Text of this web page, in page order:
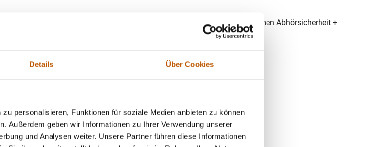
Details Über Cookies
personalisieren, Funktionen für soziale Medien anbieten zu können
Außerdem geben wir Informationen zu Ihrer Verwendung unserer
und Analysen weiter. Unsere Partner führen diese Informationen
Beratungsleistungen vor uns während Ihres Bauvorhabens zu den Themen Abhörsicherheit +
in Osterholz-Scharmbeck
mit modernster Technik, um optimale Ergebnisse zu erzielen.
wir maximale Diskretion bei jedem Auftrag.